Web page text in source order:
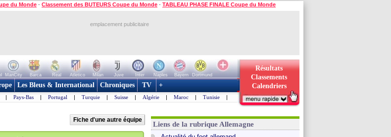
du Monde - Classement des BUTEURS Coupe du Monde - TABLEAU PHASE FINALE Coupe du Monde
emplacement publicitaire
ManCity Barca Real Atletico Milan Juve Inter Naples Bayern
Dortmund
Résultats
Classements
Calendriers
Les Bleus & International Chroniques TV +
| Pays-Bas | Portugal | Turquie | Suisse | Algérie | Maroc | Tunisie |
Fiche d'une autre équipe
Liens de la rubrique Allemagne